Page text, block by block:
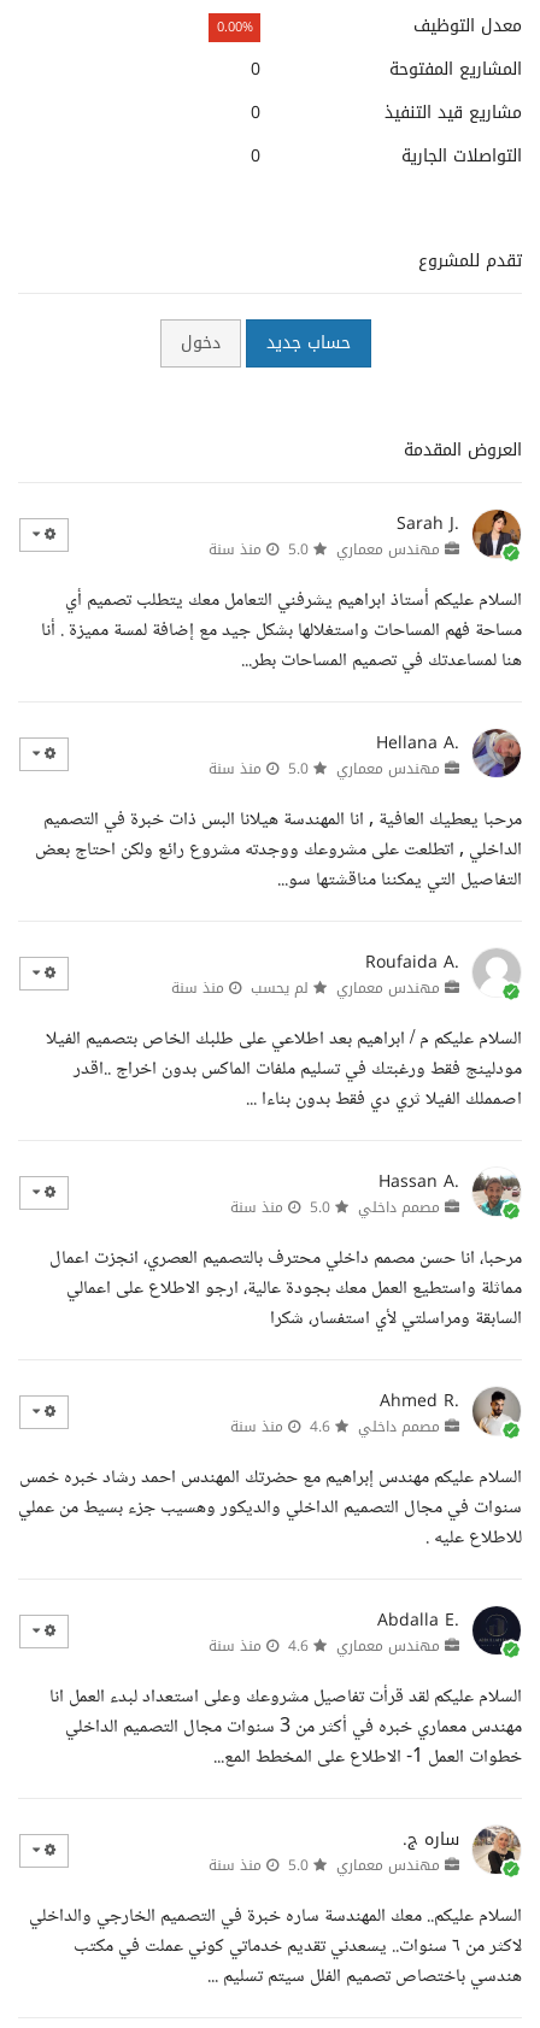
معدل التوظيف
0.00%
المشاريع المفتوحة
0
مشاريع قيد التنفيذ
0
التواصلات الجارية
0
تقدم للمشروع
حساب جديد دخول
العروض المقدمة
Sarah J.
مهندس معماري منذ سنة
السلام عليكم أستاذ ابراهيم يشرفني التعامل معك يتطلب تصميم أي
مساحة فهم المساحات واستغلالها بشكل جيد مع إضافة لمسة مميزة . أنا
هنا لمساعدتك في تصميم المساحات بطر...
Hellana A.
مهندس معماري منذ سنة
مرحبا يعطيك العافية , انا المهندسة هيلانا البس ذات خبرة في التصميم
الداخلي , اتطلعت على مشروعك ووجدته مشروع رائع ولكن احتاج بعض
التفاصيل التي يمكننا مناقشتها سو...
Roufaida A.
مهندس معماري لم يحسب منذ سنة
السلام عليكم م / ابراهيم بعد اطلاعي على طلبك الخاص بتصميم الفيلا
مودلينج فقط ورغبتك في تسليم ملفات الماكس بدون اخراج ..اقدر
اصمملك الفيلا ثري دي فقط بدون بناءا ...
Hassan A.
مصمم داخلي منذ سنة
مرحبا، انا حسن مصمم داخلي محترف بالتصميم العصري، انجزت اعمال
مماثلة واستطيع العمل معك بجودة عالية، ارجو الاطلاع على اعمالي
السابقة ومراسلتي لأي استفسار، شكرا
Ahmed R.
مصمم داخلي منذ سنة
السلام عليكم مهندس إبراهيم مع حضرتك المهندس احمد رشاد خبره خمس
سنوات في مجال التصميم الداخلي والديكور وهسيب جزء بسيط من عملي
للاطلاع عليه .
Abdalla E.
مهندس معماري منذ سنة
السلام عليكم لقد قرأت تفاصيل مشروعك وعلى استعداد لبدء العمل انا
مهندس معماري خبره في أكثر من 3 سنوات مجال التصميم الداخلي
خطوات العمل 1- الاطلاع على المخطط المع...
ساره ج.
مهندس معماري منذ سنة
السلام عليكم.. معك المهندسة ساره خبرة في التصميم الخارجي والداخلي
لاكثر من ٦ سنوات.. يسعدني تقديم خدماتي كوني عملت في مكتب
هندسي باختصاص تصميم الفلل سيتم تسليم ...